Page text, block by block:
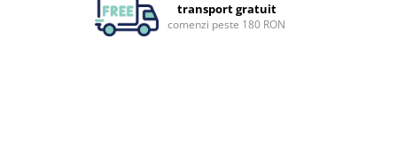
transport gratuit
comenzi peste 180 RON